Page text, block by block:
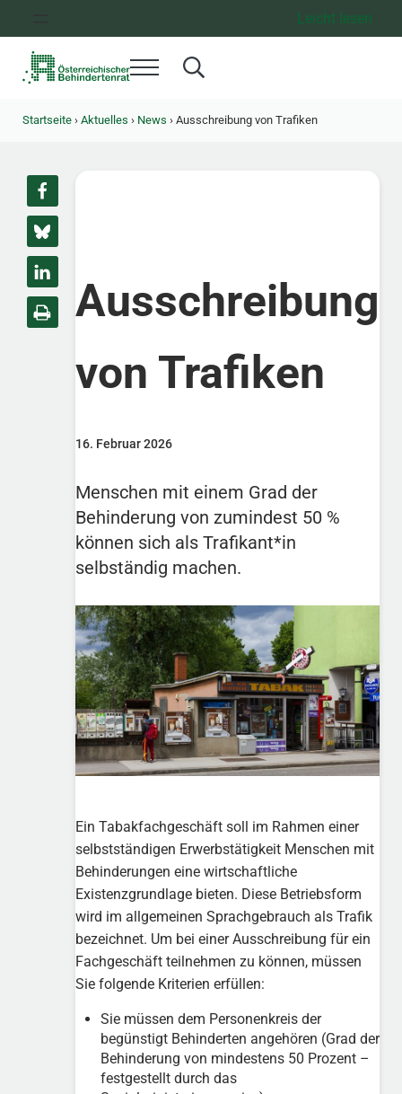
Leicht lesen
Menü Search...
Startseite › Aktuelles › News ›Ausschreibung von Trafiken
Ausschreibung
von Trafiken
16. Februar 2026
Menschen mit einem Grad der
Behinderung von zumindest 50 %
können sich als Trafikant*in
selbständig machen.
Ein Tabakfachgeschäft soll im Rahmen einer
selbstständigen Erwerbstätigkeit Menschen mit
Behinderungen eine wirtschaftliche
Existenzgrundlage bieten. Diese Betriebsform
wird im allgemeinen Sprachgebrauch als Trafik
bezeichnet. Um bei einer Ausschreibung für ein
Fachgeschäft teilnehmen zu können, müssen
Sie folgende Kriterien erfüllen:
Sie müssen dem Personenkreis der
begünstigt Behinderten angehören (Grad der
Behinderung von mindestens 50 Prozent –
festgestellt durch das